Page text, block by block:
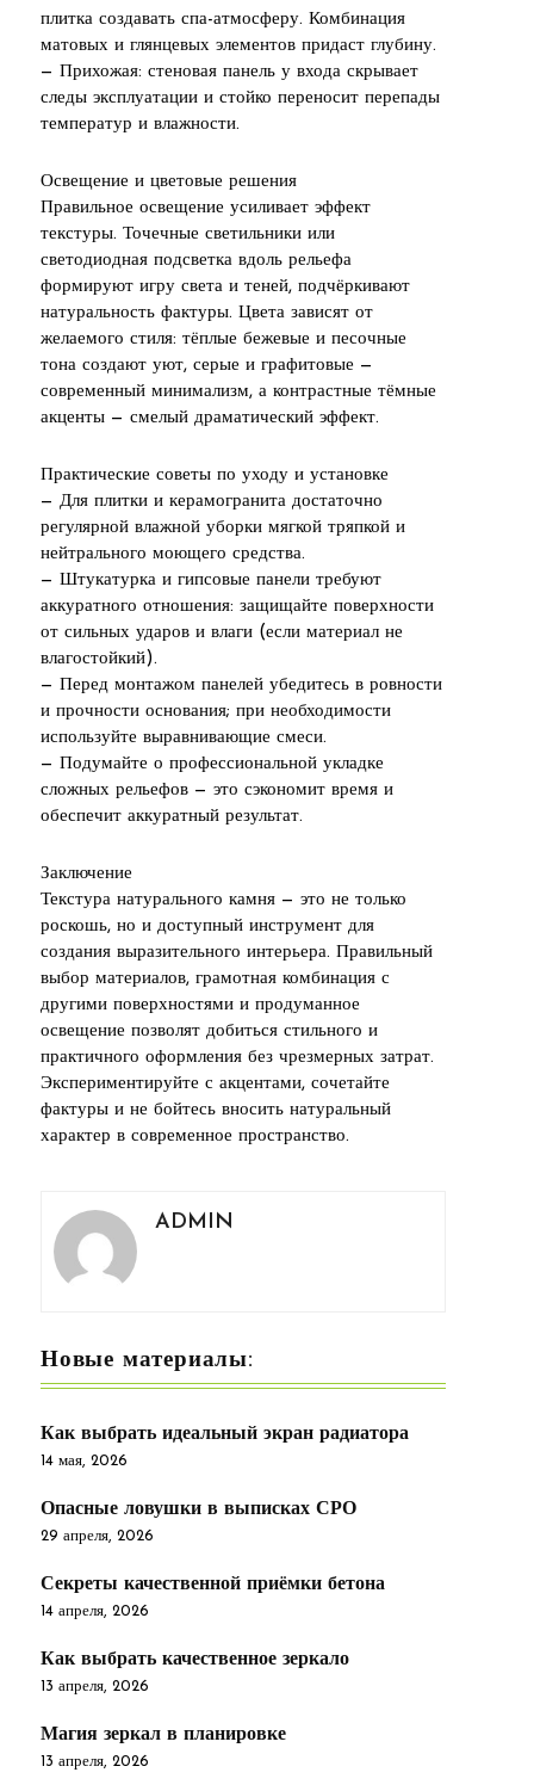
плитка создавать спа-атмосферу. Комбинация
матовых и глянцевых элементов придаст глубину.
— Прихожая: стеновая панель у входа скрывает
следы эксплуатации и стойко переносит перепады
температур и влажности.
Освещение и цветовые решения
Правильное освещение усиливает эффект
текстуры. Точечные светильники или
светодиодная подсветка вдоль рельефа
формируют игру света и теней, подчёркивают
натуральность фактуры. Цвета зависят от
желаемого стиля: тёплые бежевые и песочные
тона создают уют, серые и графитовые —
современный минимализм, а контрастные тёмные
акценты — смелый драматический эффект.
Практические советы по уходу и установке
— Для плитки и керамогранита достаточно
регулярной влажной уборки мягкой тряпкой и
нейтрального моющего средства.
— Штукатурка и гипсовые панели требуют
аккуратного отношения: защищайте поверхности
от сильных ударов и влаги (если материал не
влагостойкий).
— Перед монтажом панелей убедитесь в ровности
и прочности основания; при необходимости
используйте выравнивающие смеси.
— Подумайте о профессиональной укладке
сложных рельефов — это сэкономит время и
обеспечит аккуратный результат.
Заключение
Текстура натурального камня — это не только
роскошь, но и доступный инструмент для
создания выразительного интерьера. Правильный
выбор материалов, грамотная комбинация с
другими поверхностями и продуманное
освещение позволят добиться стильного и
практичного оформления без чрезмерных затрат.
Экспериментируйте с акцентами, сочетайте
фактуры и не бойтесь вносить натуральный
характер в современное пространство.
ADMIN
Новые материалы:
Как выбрать идеальный экран радиатора
14 мая, 2026
Опасные ловушки в выписках СРО
29 апреля, 2026
Секреты качественной приёмки бетона
14 апреля, 2026
Как выбрать качественное зеркало
13 апреля, 2026
Магия зеркал в планировке
13 апреля, 2026